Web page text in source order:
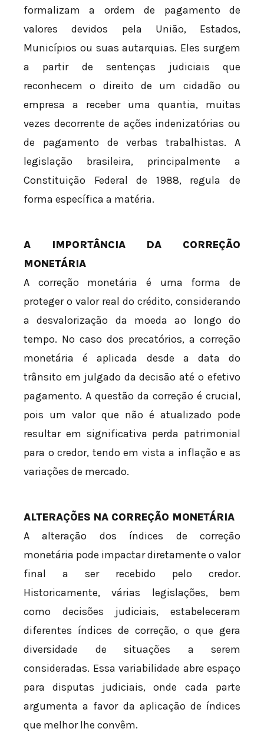
formalizam a ordem de pagamento de
valores devidos pela União, Estados,
Municípios ou suas autarquias. Eles surgem
a partir de sentenças judiciais que
reconhecem o direito de um cidadão ou
empresa a receber uma quantia, muitas
vezes decorrente de ações indenizatórias ou
de pagamento de verbas trabalhistas. A
legislação brasileira, principalmente a
Constituição Federal de 1988, regula de
forma específica a matéria.
A IMPORTÂNCIA DA CORREÇÃO
MONETÁRIA
A correção monetária é uma forma de
proteger o valor real do crédito, considerando
a desvalorização da moeda ao longo do
tempo. No caso dos precatórios, a correção
monetária é aplicada desde a data do
trânsito em julgado da decisão até o efetivo
pagamento. A questão da correção é crucial,
pois um valor que não é atualizado pode
resultar em significativa perda patrimonial
para o credor, tendo em vista a inflação e as
variações de mercado.
ALTERAÇÕES NA CORREÇÃO MONETÁRIA
A alteração dos índices de correção
monetária pode impactar diretamente o valor
final a ser recebido pelo credor.
Historicamente, várias legislações, bem
como decisões judiciais, estabeleceram
diferentes índices de correção, o que gera
diversidade de situações a serem
consideradas. Essa variabilidade abre espaço
para disputas judiciais, onde cada parte
argumenta a favor da aplicação de índices
que melhor lhe convêm.